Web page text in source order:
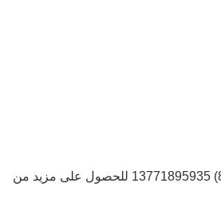
يرجى إرسال الاستفسار إلينا عبر البريد الإلكتروني أو wechat / whatsapp me على (86) 13771895935 للحصول على مزيد من